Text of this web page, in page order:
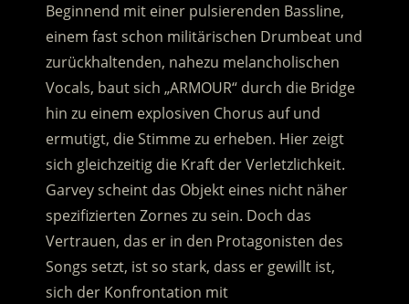
Beginnend mit einer pulsierenden Bassline,
einem fast schon militärischen Drumbeat und
zurückhaltenden, nahezu melancholischen
Vocals, baut sich „ARMOUR“ durch die Bridge
hin zu einem explosiven Chorus auf und
ermutigt, die Stimme zu erheben. Hier zeigt
sich gleichzeitig die Kraft der Verletzlichkeit.
Garvey scheint das Objekt eines nicht näher
spezifizierten Zornes zu sein. Doch das
Vertrauen, das er in den Protagonisten des
Songs setzt, ist so stark, dass er gewillt ist,
sich der Konfrontation mit